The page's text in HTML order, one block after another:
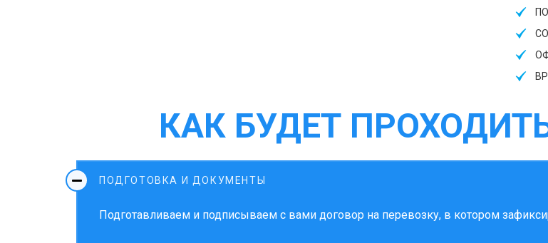
КАК БУДЕТ
ПОДГОТОВКА И ДОКУМЕНТЫ
Подготавливаем и подписываем с вами договор на перевозку, в котором